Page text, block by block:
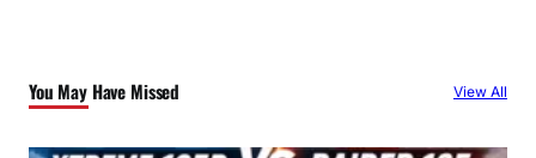
You May Have Missed View All